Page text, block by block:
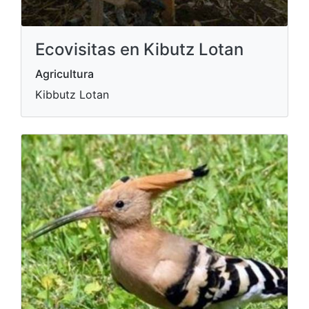
Ecovisitas en Kibutz Lotan
Agricultura
Kibbutz Lotan